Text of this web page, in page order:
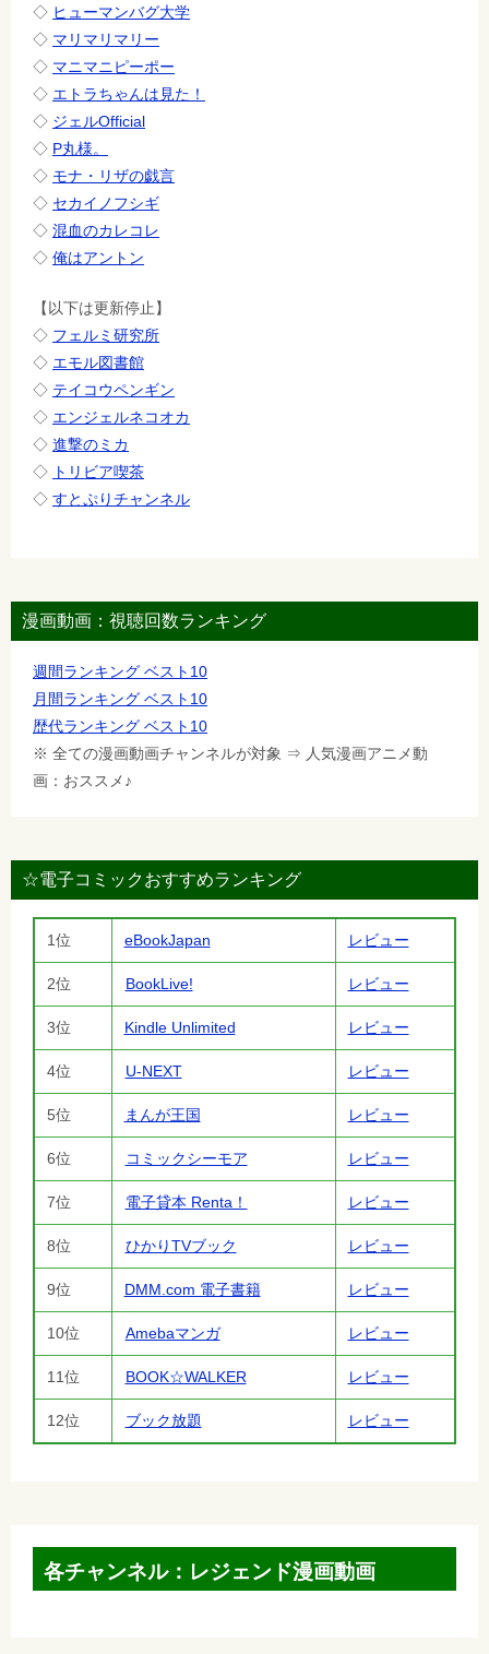
◇ ヒューマンバグ大学
◇ マリマリマリー
◇ マニマニピーポー
◇ エトラちゃんは見た！
◇ ジェルOfficial
◇ P丸様。
◇ モナ・リザの戯言
◇ セカイノフシギ
◇ 混血のカレコレ
◇ 俺はアントン
【以下は更新停止】
◇ フェルミ研究所
◇ エモル図書館
◇ テイコウペンギン
◇ エンジェルネコオカ
◇ 進撃のミカ
◇ トリビア喫茶
◇ すとぷりチャンネル
漫画動画：視聴回数ランキング
週間ランキング ベスト10
月間ランキング ベスト10
歴代ランキング ベスト10
※ 全ての漫画動画チャンネルが対象 ⇒ 人気漫画アニメ動
画：おススメ♪
☆電子コミックおすすめランキング
1位 eBookJapan レビュー
2位 BookLive! レビュー
3位 Kindle Unlimited レビュー
4位 U-NEXT レビュー
5位 まんが王国 レビュー
6位 コミックシーモア レビュー
7位 電子貸本 Renta！ レビュー
8位 ひかりTVブック レビュー
9位 DMM.com 電子書籍 レビュー
10位 Amebaマンガ レビュー
11位 BOOK☆WALKER レビュー
12位 ブック放題 レビュー
各チャンネル：レジェンド漫画動画